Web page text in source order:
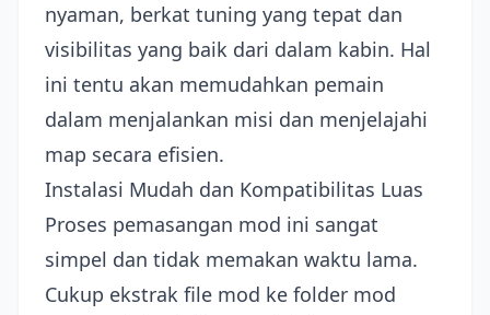
nyaman, berkat tuning yang tepat dan
visibilitas yang baik dari dalam kabin. Hal
ini tentu akan memudahkan pemain
dalam menjalankan misi dan menjelajahi
map secara efisien.
Instalasi Mudah dan Kompatibilitas Luas
Proses pemasangan mod ini sangat
simpel dan tidak memakan waktu lama.
Cukup ekstrak file mod ke folder mod